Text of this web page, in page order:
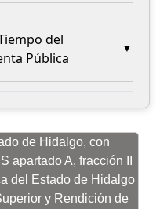
del
Pública
de Hidalgo, con
apartado A, fracción II
del Estado de Hidalgo
y Rendición de